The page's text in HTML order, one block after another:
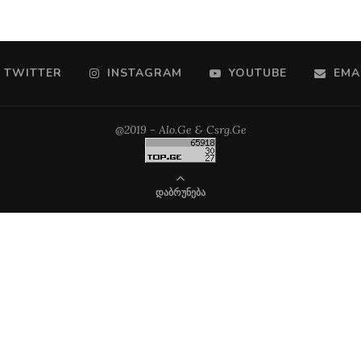
TWITTER INSTAGRAM YOUTUBE
@2019 - Alo.Ge & Csrg.Ge
ᲓᲐᲑᲠᲣᲜᲔᲑᲐ